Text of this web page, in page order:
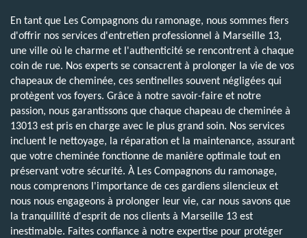
En tant que Les Compagnons du ramonage, nous sommes fiers
d'offrir nos services d'entretien professionnel à Marseille 13,
une ville où le charme et l'authenticité se rencontrent à chaque
coin de rue. Nos experts se consacrent à prolonger la vie de vos
chapeaux de cheminée, ces sentinelles souvent négligées qui
protègent vos foyers. Grâce à notre savoir-faire et notre
passion, nous garantissons que chaque chapeau de cheminée à
13013 est pris en charge avec le plus grand soin. Nos services
incluent le nettoyage, la réparation et la maintenance, assurant
que votre cheminée fonctionne de manière optimale tout en
préservant votre sécurité. À Les Compagnons du ramonage,
nous comprenons l'importance de ces gardiens silencieux et
nous nous engageons à prolonger leur vie, car nous savons que
la tranquillité d'esprit de nos clients à Marseille 13 est
inestimable. Faites confiance à notre expertise pour protéger